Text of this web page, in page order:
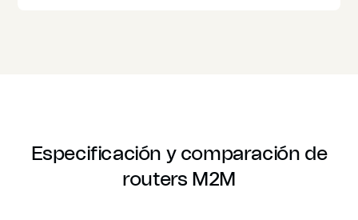
Especificación y comparación de
routers M2M